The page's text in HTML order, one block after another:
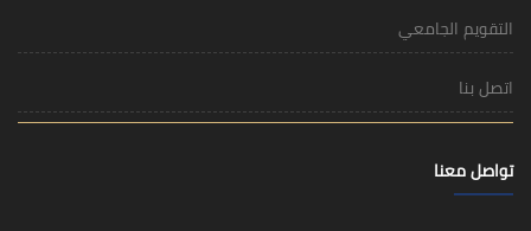
التقويم الجامعي
اتصل بنا
تواصل معنا